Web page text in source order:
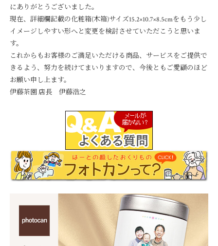
にありがとうございました。
現在、詳細欄記載の化粧箱(木箱)サイズ15.2×10.7×8.5cmをもう少し
イメージしやすい形へと変更を検討させていただこうと思いま
す。
これからもお客様のご満足いただける商品、サービスをご提供で
きるよう、努力を続けてまいりますので、今後ともご愛顧のほど
お願い申し上ます。
伊藤茶園 店長 伊藤浩之